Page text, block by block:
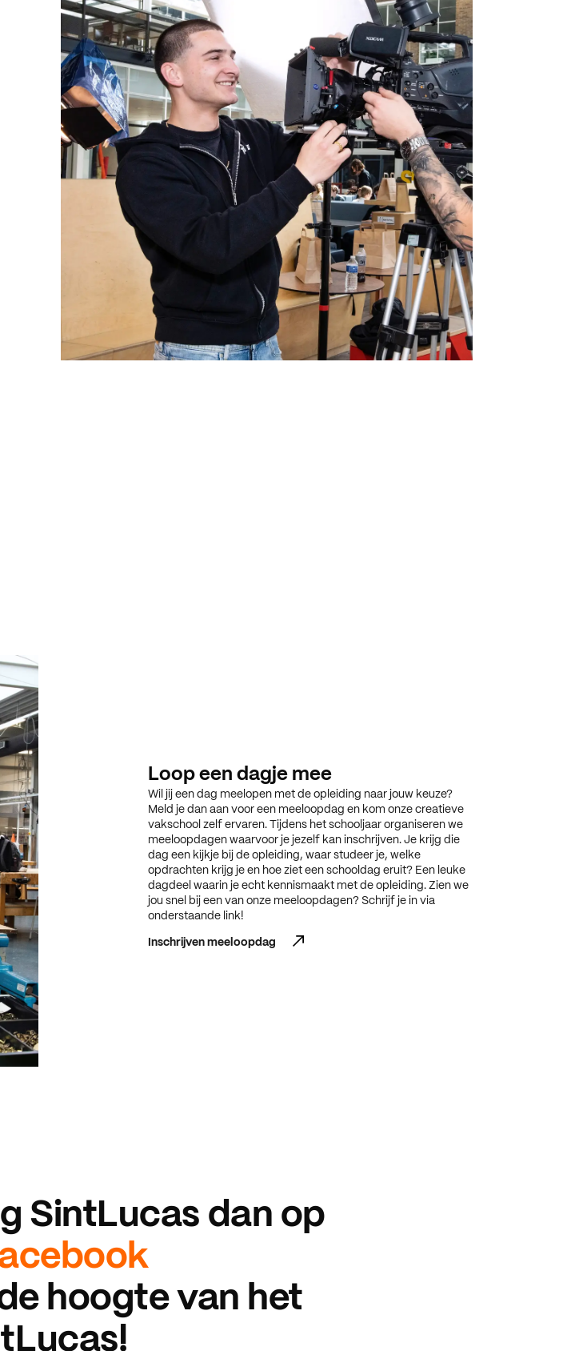
Loop een dagje mee
Wil jij een dag meelopen met de opleiding naar jouw keuze?
Meld je dan aan voor een meeloopdag en kom onze creatieve
vakschool zelf ervaren. Tijdens het schooljaar organiseren we
meeloopdagen waarvoor je jezelf kan inschrijven. Je krijg die
dag een kijkje bij de opleiding, waar studeer je, welke
opdrachten krijg je en hoe ziet een schooldag eruit? Een leuke
dagdeel waarin je echt kennismaakt met de opleiding. Zien we
jou snel bij een van onze meeloopdagen? Schrijf je in via
onderstaande link!
Inschrijven meeloopdag
SintLucas dan op
hoogte van het